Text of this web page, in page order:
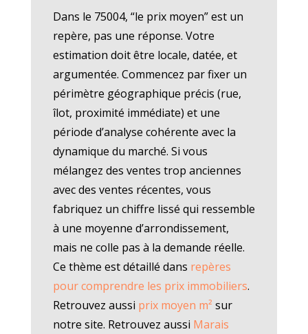
Dans le 75004, “le prix moyen” est un
repère, pas une réponse. Votre
estimation doit être locale, datée, et
argumentée. Commencez par fixer un
périmètre géographique précis (rue,
îlot, proximité immédiate) et une
période d’analyse cohérente avec la
dynamique du marché. Si vous
mélangez des ventes trop anciennes
avec des ventes récentes, vous
fabriquez un chiffre lissé qui ressemble
à une moyenne d’arrondissement,
mais ne colle pas à la demande réelle.
Ce thème est détaillé dans repères
pour comprendre les prix immobiliers.
Retrouvez aussi prix moyen m² sur
notre site. Retrouvez aussi Marais